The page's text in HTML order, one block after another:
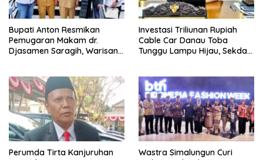
Bupati Anton Resmikan
Pemugaran Makam dr.
Djasamen Saragih, Warisan
Mendatang
Investasi Triliunan Rupiah
Cable Car Danau Toba
Tunggu Lampu Hijau, Sekda
Perumda Tirta Kanjuruhan
Wastra Simalungun Curi